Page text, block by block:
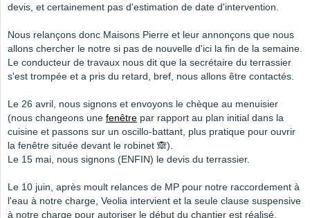
devis, et certainement pas d'estimation de date d'intervention.
Nous relançons donc Maisons Pierre et leur annonçons que nous
allons chercher le notre si pas de nouvelle d'ici la fin de la semaine.
Le conducteur de travaux nous dit que la secrétaire du terrassier
s'est trompée et a pris du retard, bref, nous allons être contactés.
Le 26 avril, nous signons et envoyons le chèque au menuisier
(nous changeons une fenêtre par rapport au plan initial dans la
cuisine et passons sur un oscillo-battant, plus pratique pour ouvrir
la fenêtre située devant le robinet 🙈).
Le 15 mai, nous signons (ENFIN) le devis du terrassier.
Le 10 juin, après moult relances de MP pour notre raccordement à
l'eau à notre charge, Veolia intervient et la seule clause suspensive
à notre charge pour autoriser le début du chantier est réalisé.